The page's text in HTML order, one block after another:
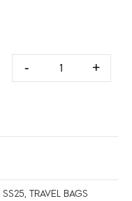
- +
SS25, TRAVEL BAGS